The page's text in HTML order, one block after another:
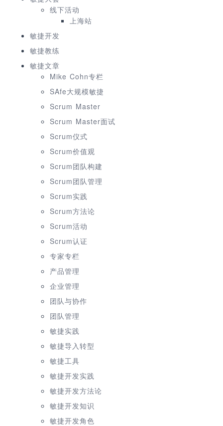
线下活动
上海站
敏捷开发
敏捷教练
敏捷文章
Mike Cohn专栏
SAfe大规模敏捷
Scrum Master
Scrum Master面试
Scrum仪式
Scrum价值观
Scrum团队构建
Scrum团队管理
Scrum实践
Scrum方法论
Scrum活动
Scrum认证
专家专栏
产品管理
企业管理
团队与协作
团队管理
敏捷实践
敏捷导入转型
敏捷工具
敏捷开发实践
敏捷开发方法论
敏捷开发知识
敏捷开发角色